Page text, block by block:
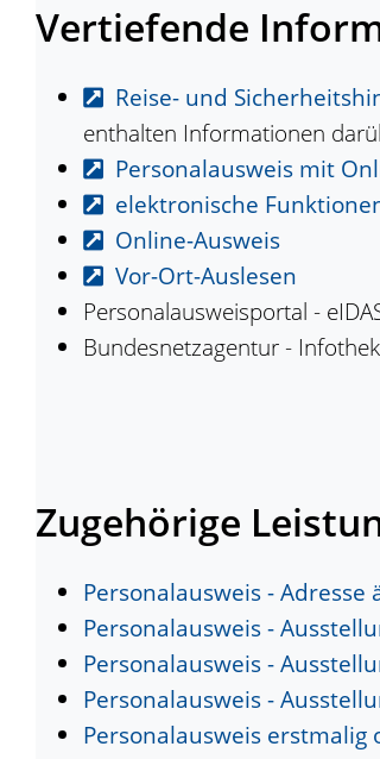
Vertiefende
Reise- und
enthalten Informationen
Personalausweis mit
elektronische
Online-Ausweis
Vor-Ort-Auslesen
Personalausweisportal -
Bundesnetzagentur -
Zugehörige
Personalausweis - Adresse
Personalausweis -
Personalausweis -
Personalausweis -
Personalausweis